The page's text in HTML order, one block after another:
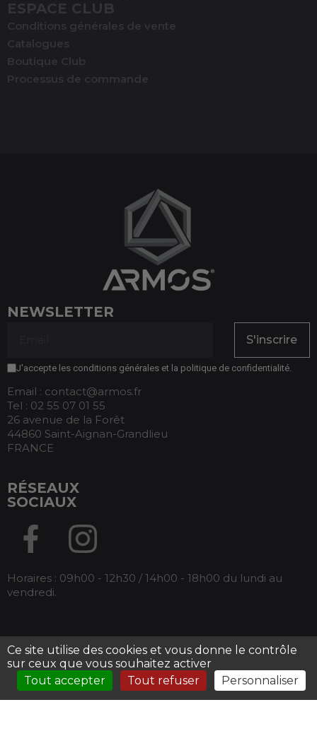
ESPACE CLUB
Conditions générales de vente
Catalogues
Boutique Club
Processus de commande
NEWSLETTER
S'inscrire
J'accepte les conditions générales et la politique de confidentialité.
Email : contact@armos.fr
Tel : 02 55 07 01 55
26 avenue de la Forêt
44860 Saint-Aignan-Grandlieu
FRANCE
RÉSEAUX
SOCIAUX
Horaires : 09h00 - 12h30 / 14h00 - 18h00 du lundi au
vendredi.
Tous droits réservés Armos -Mentions légales
Conditions générales de ventes
Ce site utilise des cookies et vous donne le contrôle
sur ceux que vous souhaitez activer
Tout accepter
Tout refuser Personnaliser